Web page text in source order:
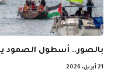
بالصور.. أسطول الصمود
21 أبريل، 2026